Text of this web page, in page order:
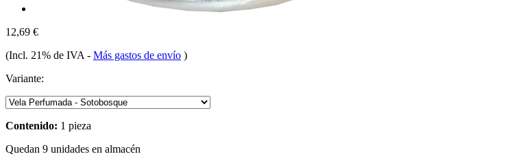
12,69 €
(Incl. 21% de IVA - Más gastos de envío )
Variante:
Contenido: 1 pieza
Quedan 9 unidades en almacén